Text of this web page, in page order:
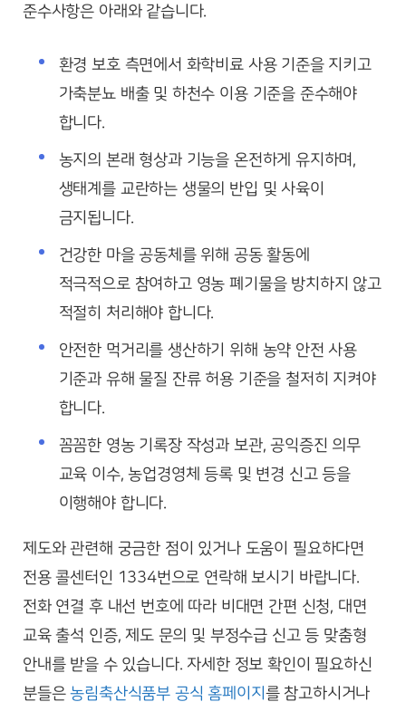
준수사항은 아래와 같습니다.
환경 보호 측면에서 화학비료 사용 기준을 지키고
가축분뇨 배출 및 하천수 이용 기준을 준수해야
합니다.
농지의 본래 형상과 기능을 온전하게 유지하며,
생태계를 교란하는 생물의 반입 및 사육이
금지됩니다.
건강한 마을 공동체를 위해 공동 활동에
적극적으로 참여하고 영농 폐기물을 방치하지 않고
적절히 처리해야 합니다.
안전한 먹거리를 생산하기 위해 농약 안전 사용
기준과 유해 물질 잔류 허용 기준을 철저히 지켜야
합니다.
꼼꼼한 영농 기록장 작성과 보관, 공익증진 의무
교육 이수, 농업경영체 등록 및 변경 신고 등을
이행해야 합니다.
제도와 관련해 궁금한 점이 있거나 도움이 필요하다면
전용 콜센터인 1334번으로 연락해 보시기 바랍니다.
전화 연결 후 내선 번호에 따라 비대면 간편 신청, 대면
교육 출석 인증, 제도 문의 및 부정수급 신고 등 맞춤형
안내를 받을 수 있습니다. 자세한 정보 확인이 필요하신
분들은농림축산식품부 공식 홈페이지 를 참고하시거나